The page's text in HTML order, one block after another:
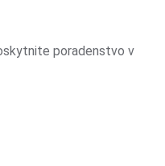
poradenstvo v